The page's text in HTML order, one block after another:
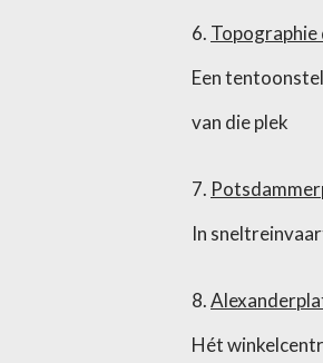
6. Topographie
Een
van die plek
7.
In
8.
Hét